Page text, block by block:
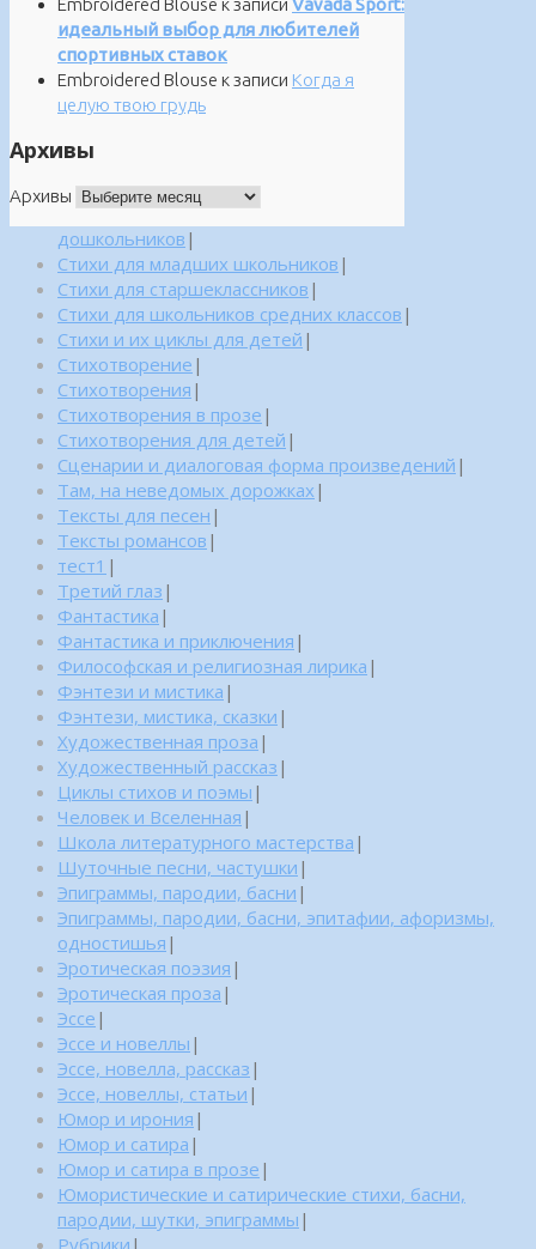
Embroidered Blouse к записи Vavada Sport:
идеальный выбор для любителей
спортивных ставок
Embroidered Blouse к записи Когда я
целую твою грудь
Архивы
Архивы
дошкольников |
Стихи для младших школьников |
Стихи для старшеклассников |
Стихи для школьников средних классов |
Стихи и их циклы для детей |
Стихотворение |
Стихотворения |
Стихотворения в прозе |
Стихотворения для детей |
Сценарии и диалоговая форма произведений |
Там, на неведомых дорожках |
Тексты для песен |
Тексты романсов |
тест1 |
Третий глаз |
Фантастика |
Фантастика и приключения |
Философская и религиозная лирика |
Фэнтези и мистика |
Фэнтези, мистика, сказки |
Художественная проза |
Художественный рассказ |
Циклы стихов и поэмы |
Человек и Вселенная |
Школа литературного мастерства |
Шуточные песни, частушки |
Эпиграммы, пародии, басни |
Эпиграммы, пародии, басни, эпитафии, афоризмы,
одностишья |
Эротическая поэзия |
Эротическая проза |
Эссе |
Эссе и новеллы |
Эссе, новелла, рассказ |
Эссе, новеллы, статьи |
Юмор и ирония |
Юмор и сатира |
Юмор и сатира в прозе |
Юмористические и сатирические стихи, басни,
пародии, шутки, эпиграммы |